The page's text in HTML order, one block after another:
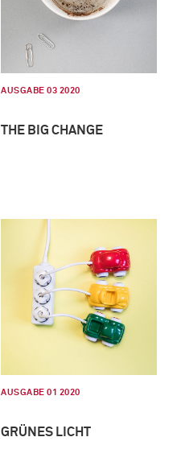
AUSGABE 03 2020
THE BIG CHANGE
AUSGABE 01 2020
GRÜNES LICHT